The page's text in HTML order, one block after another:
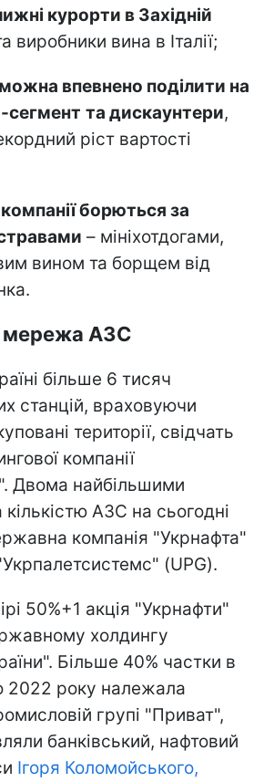
курорти в Західній
виробники вина в Італії;
впевнено поділити на
сегмент та дискаунтери,
ріст вартості
борються за
– мініхотдогами,
вином та борщем від
мережа АЗС
більше 6 тисяч
станцій, враховуючи
території, свідчать
компанії
Двома найбільшими
АЗС на сьогодні
компанія "Укрнафта"
(UPG).
50%+1 акція "Укрнафти"
холдингу
Більше 40% частки в
2022 року належала
групі "Приват",
банківський, нафтовий
Ігоря Коломойського,